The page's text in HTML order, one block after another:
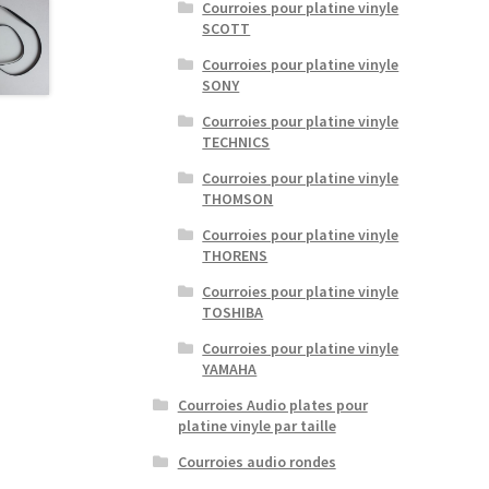
Courroies pour platine vinyle
SCOTT
Courroies pour platine vinyle
SONY
Courroies pour platine vinyle
TECHNICS
Courroies pour platine vinyle
THOMSON
Courroies pour platine vinyle
THORENS
Courroies pour platine vinyle
TOSHIBA
Courroies pour platine vinyle
YAMAHA
Courroies Audio plates pour
platine vinyle par taille
Courroies audio rondes